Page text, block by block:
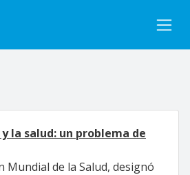
la salud: un problema de
Mundial de la Salud, designó